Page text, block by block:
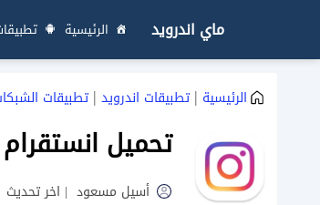
ماي اندرويد الرئيسية
الرئيسية | تطبيقات اندرويد | تطبيقات
تحميل
أسيل مسعود | اخر تحديث